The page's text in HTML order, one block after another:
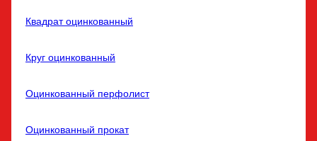
Квадрат оцинкованный
Круг оцинкованный
Оцинкованный перфолист
Оцинкованный прокат